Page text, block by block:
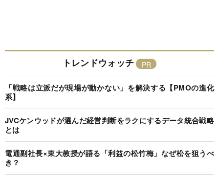
トレンドウォッチ
「戦略は立派だが現場が動かない」を解決する【PMOの進化
系】
JVCケンウッドが選んだ経営判断をラクにするデータ統合戦略
とは
電通副社長×東大教授が語る「利益の松竹梅」なぜ松を狙うべ
き？